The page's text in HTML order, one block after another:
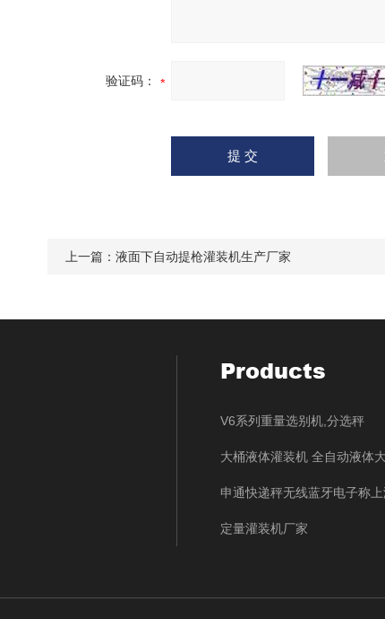
验证码：
上一篇： 液面下自动提枪灌装机生产厂家
Products
V6系列重量选别机,分选秤
大桶液体灌装机 全自动液体
申通快递秤无线蓝牙电子称
定量灌装机厂家